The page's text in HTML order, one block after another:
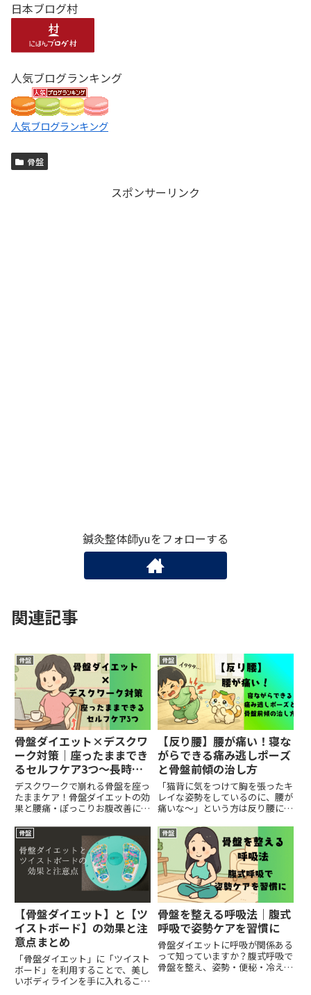
日本ブログ村
人気ブログランキング
人気ブログランキング
骨盤
スポンサーリンク
鍼灸整体師yuをフォローする
関連記事
骨盤
骨盤ダイエット×デスクワ
ーク対策｜座ったままでき
るセルフケア3つ～長時間
座っても姿勢美人！ぽっこ
りお腹・腰痛・代謝低下を
予防する骨盤ケア～
デスクワークで崩れる骨盤を座っ
たままケア！骨盤ダイエットの効
果と腰痛・ぽっこりお腹改善につ
介。
骨盤
【反り腰】腰が痛い！寝な
がらできる痛み逃しポーズ
と骨盤前傾の治し方
「猫背に気をつけて胸を張ったキ
レイな姿勢をしているのに、腰が
痛いな〜」という方は反り腰にな
事では反り腰・骨盤前傾の原因・
解消エクササイズをご紹介しまし
た。ぜひご覧ください。
骨盤
【骨盤ダイエット】と【ツ
イストボード】の効果と注
意点まとめ
「骨盤ダイエット」に「ツイスト
ボード」を利用することで、美し
いボディラインを手に入れること
骨盤
骨盤を整える呼吸法｜腹式
呼吸で姿勢ケアを習慣に
骨盤ダイエットに呼吸が関係ある
って知っていますか？腹式呼吸で
骨盤を整え、姿勢・便秘・冷えを